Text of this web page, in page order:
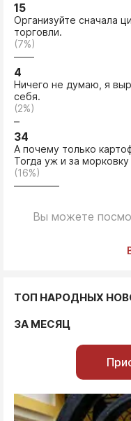
15
Организуйте сначала
торговли.
(7%)
4
Ничего не думаю, я
себя.
(2%)
34
А почему только
Тогда уж и за
(16%)
Вы можете
ТОП НАРОДНЫХ
ЗА МЕСЯЦ